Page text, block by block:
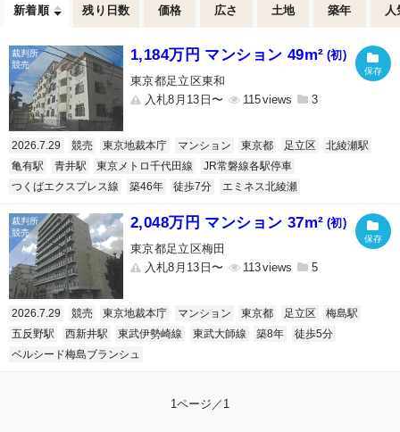
新着順 残り日数 価格 広さ 土地 築年 人
1,184万円 マンション 49m² (初)
東京都足立区東和
入札8月13日〜
115 3
2026.7.29 競売 東京地裁本庁 マンション 東京都 足立区
北綾瀬駅
亀有駅
青井駅 東京メトロ千代田線
JR常磐線各駅停車
つくばエクスプレス線
築46年 徒歩7分 エミネス北綾瀬
2,048万円 マンション 37m² (初)
東京都足立区梅田
入札8月13日〜
113 5
2026.7.29 競売 東京地裁本庁 マンション 東京都 足立区
梅島駅
五反野駅
西新井駅 東武伊勢崎線 東武大師線 築8年
徒歩5分
ベルシード梅島ブランシュ
1ページ／1